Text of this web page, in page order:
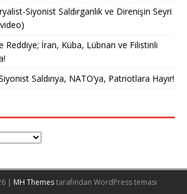
Siyonist Saldırganlık ve Direnişin Seyri
Reddiye; İran, Küba, Lübnan ve Filistinli
Saldırıya, NATO’ya, Patriotlara Hayır!
| MH Themestarafından WordPress teması